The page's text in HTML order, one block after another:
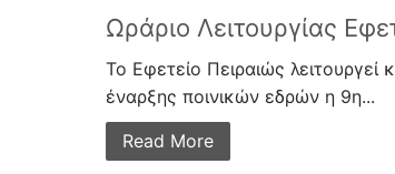
Ωράριο Λειτουργίας
Το Εφετείο Πειραιώς
έναρξης ποινικών εδρών η 9η...
Read More